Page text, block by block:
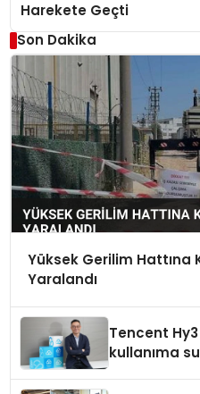
Harekete Geçti
Son Dakika
Yüksek Gerilim Hattına
Yaralandı
Tencent
kullanıma